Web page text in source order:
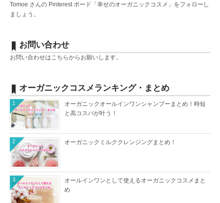
Tomoe さんの Pinterest ボード「幸せのオーガニックコスメ」をフォローし
ましょう。
お問い合わせ
お問い合わせはこちらからお願いします。
オーガニックコスメランキング・まとめ
オーガニックオールインワンシャンプーまとめ！時短
と高コスパが叶う！
1
オーガニックミルククレンジングまとめ！
2
オールインワンとして使えるオーガニックコスメまと
め
3